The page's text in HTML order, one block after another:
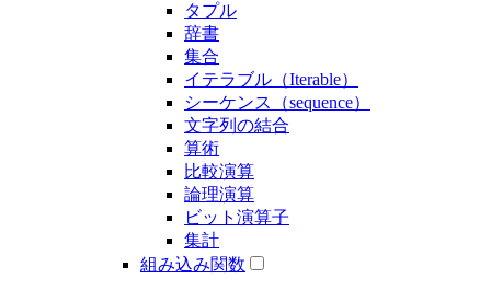
タプル
辞書
集合
イテラブル（Iterable）
シーケンス（sequence）
文字列の結合
算術
比較演算
論理演算
ビット演算子
集計
組み込み関数